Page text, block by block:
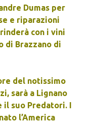
Dumas per
e riparazioni
con i vini
di Brazzano di
del notissimo
sarà a Lignano
il suo Predatori. I
l’America